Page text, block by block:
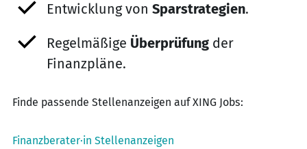
Entwicklung von Sparstrategien.
Regelmäßige Überprüfung der
Finanzpläne.
Finde passende Stellenanzeigen auf XING Jobs:
Finanzberater·in Stellenanzeigen